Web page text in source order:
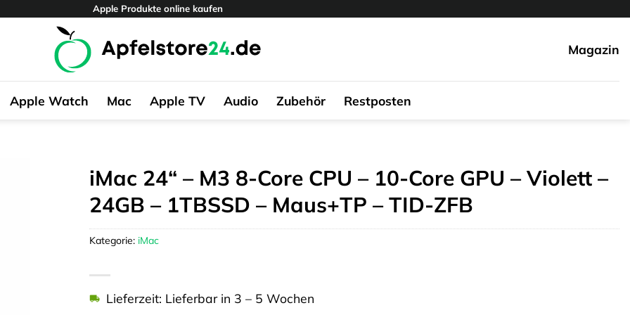
Apple Produkte online kaufen
Magazin
Apple Watch Mac Apple TV Audio Zubehör Restposten
iMac 24“ – M3 8-Core CPU – 10-Core GPU – Violett –
24GB – 1TBSSD – Maus+TP – TID-ZFB
Lieferzeit: Lieferbar in 3 – 5 Wochen
Kategorie: iMac